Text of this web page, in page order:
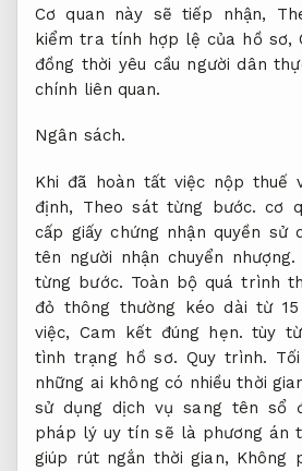
Cơ quan này sẽ tiếp nhận,
kiểm tra tính hợp lệ của hồ sơ,
đồng thời yêu cầu người dân
chính liên quan.
Ngân sách.
Khi đã hoàn tất việc nộp thuế
định, Theo sát từng bước. cơ
cấp giấy chứng nhận quyền sử
tên người nhận chuyển nhượng.
từng bước. Toàn bộ quá trình
đỏ thông thường kéo dài từ
việc, Cam kết đúng hẹn. tùy
tình trạng hồ sơ. Quy trình.
những ai không có nhiều thời
sử dụng dịch vụ sang tên sổ
pháp lý uy tín sẽ là phương án
giúp rút ngắn thời gian, Không